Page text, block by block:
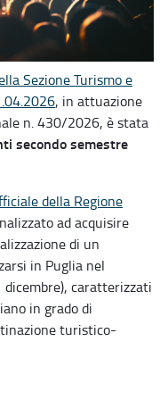
Sezione Turismo e
, in attuazione
n. 430/2026, è stata
secondo semestre
della Regione
ad acquisire
di un
in Puglia nel
caratterizzati
in grado di
turistico-